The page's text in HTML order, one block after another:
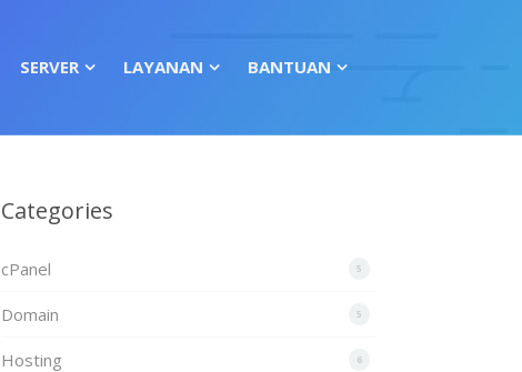
SERVER LAYANAN BANTUAN
Categories
5
cPanel
5
Domain
6
Hosting